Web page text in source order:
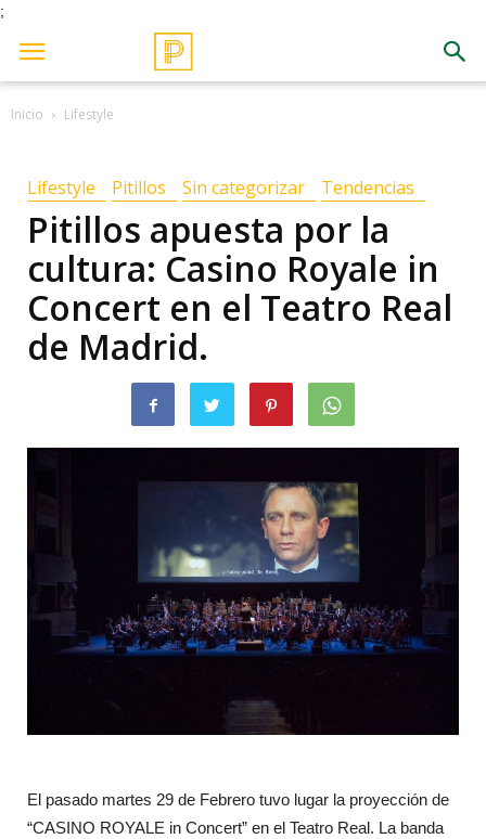
;
Inicio Lifestyle
Lifestyle Pitillos Sin categorizar Tendencias
Pitillos apuesta por la
cultura: Casino Royale in
Concert en el Teatro Real
de Madrid.
El pasado martes 29 de Febrero tuvo lugar la proyección de
“CASINO ROYALE in Concert” en el Teatro Real. La banda